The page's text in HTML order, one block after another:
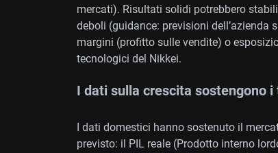
mercati). Risultati solidi potrebbero
deboli (guidance: previsioni dell’azienda
margini (profitto sulle vendite) o
tecnologici del Nikkei.
I dati sulla crescita sostengono
I dati domestici hanno sostenuto il
previsto: il PIL reale (Prodotto interno